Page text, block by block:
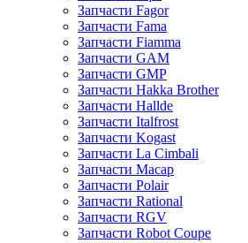
Запчасти Fagor
Запчасти Fama
Запчасти Fiamma
Запчасти GAM
Запчасти GMP
Запчасти Hakka Brother
Запчасти Hallde
Запчасти Italfrost
Запчасти Kogast
Запчасти La Cimbali
Запчасти Macap
Запчасти Polair
Запчасти Rational
Запчасти RGV
Запчасти Robot Coupe